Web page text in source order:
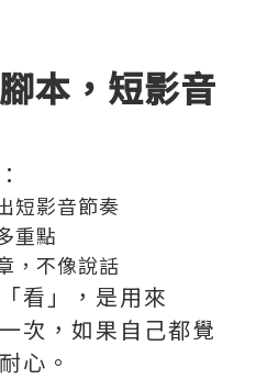
本，短影音
短影音節奏
重點
，不像說話
看」，是用來
次，如果自己都覺
心。